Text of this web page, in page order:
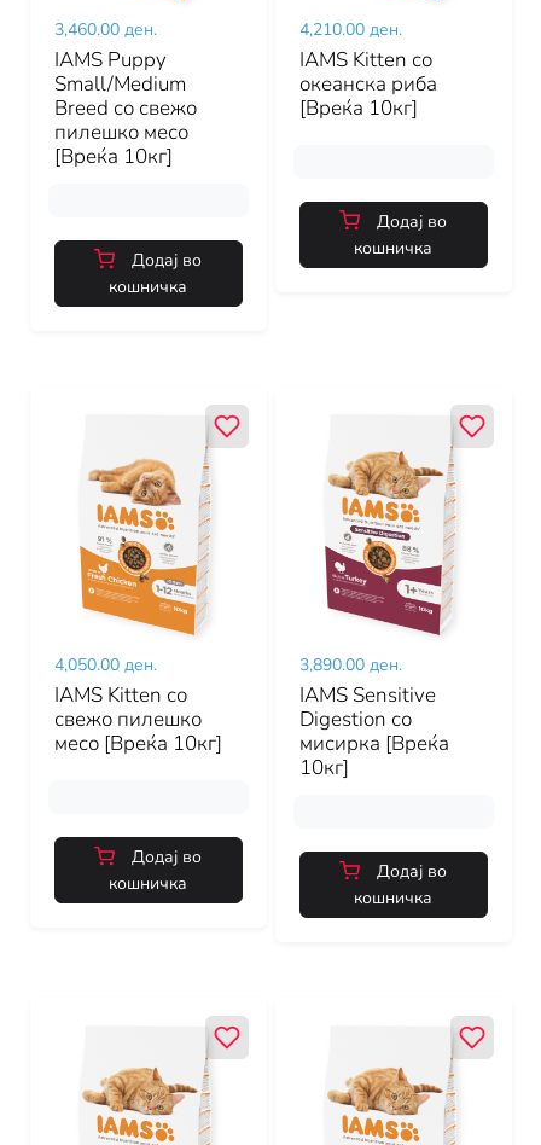
3,460.00 ден.
IAMS Puppy
Small/Medium
Breed со свежо
пилешко месо
[Вреќа 10кг]
Додај во
кошничка
4,210.00 ден.
IAMS Kitten со
океанска риба
[Вреќа 10кг]
Додај во
кошничка
4,050.00 ден.
IAMS Kitten со
свежо пилешко
месо [Вреќа 10кг]
Додај во
кошничка
3,890.00 ден.
IAMS Sensitive
Digestion со
мисирка [Вреќа
10кг]
Додај во
кошничка